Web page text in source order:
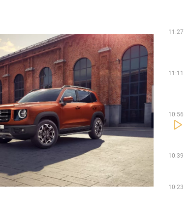
11:27
11:11
10:56
10:39
10:23